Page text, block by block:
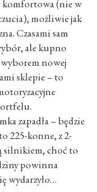
komfortowa (nie w
możliwie jak
Czasami sam
ale kupno
nowej
sklepie – to
zapadła – będzie
225-konne, z 2-
silnikiem, choć to
powinna
wydarzyło…